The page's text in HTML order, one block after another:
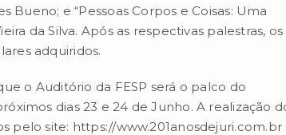
Bueno; e “Pessoas Corpos e Coisas: Uma
da Silva. Após as respectivas palestras, os
adquiridos.
o Auditório da FESP será o palco do
dias 23 e 24 de Junho. A realização
pelo site: https://www.201anosdejuri.com.br